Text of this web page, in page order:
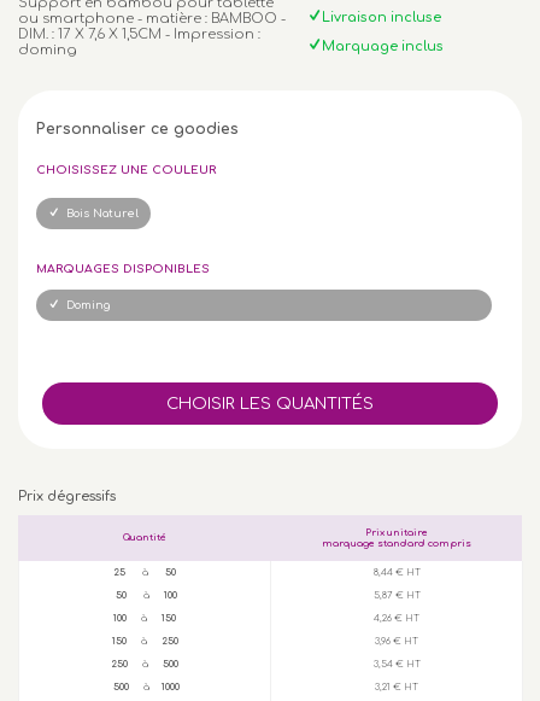
ou smartphone - matière : BAMBOO -
DIM. : 17 X 7,6 X 1,5CM - Impression :
doming
Livraison incluse
Marquage inclus
Personnaliser ce goodies
CHOISISSEZ UNE COULEUR
Bois Naturel
MARQUAGES DISPONIBLES
Doming
Prix dégressifs
Quantité
Prix unitaire
marquage standard compris
25 à 50 8,44 € HT
50à 100 5,87 € HT
100 à 150 4,26 € HT
150à 250 3,96 € HT
250 à 500 3,54 € HT
500à 1000 3,21 € HT